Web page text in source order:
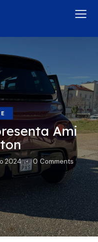
Ami
2024 0 Comments